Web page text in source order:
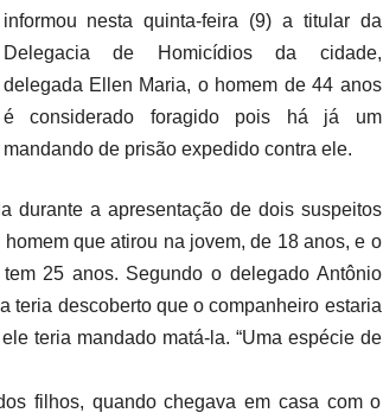
informou nesta quinta-feira (9) a titular da
Delegacia de Homicídios da cidade,
delegada Ellen Maria, o homem de 44 anos
é considerado foragido pois há já um
mandando de prisão expedido contra ele.
durante a apresentação de dois suspeitos
que atirou na jovem, de 18 anos, e o
25 anos. Segundo o delegado Antônio
teria descoberto que o companheiro estaria
teria mandado matá-la. “Uma espécie de
filhos, quando chegava em casa com o